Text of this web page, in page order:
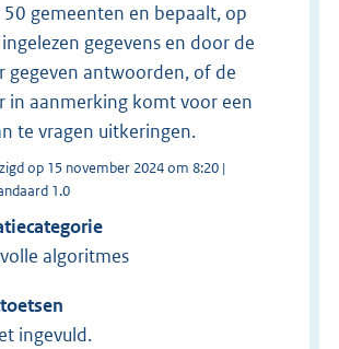
50 gemeenten en bepaalt, op
gegevens en door de
gegeven antwoorden, of de
in aanmerking komt voor een
te vragen uitkeringen.
op 15 november 2024 om 8:20 |
1.0
algoritmes
ingevuld.